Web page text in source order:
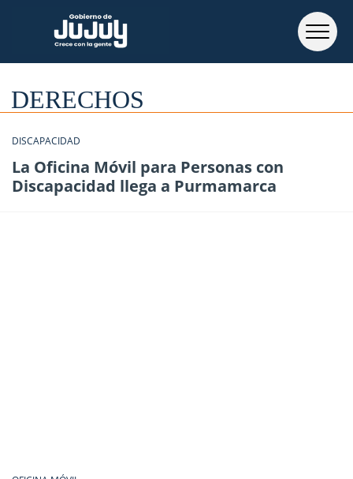
DERECHOS
DISCAPACIDAD
La Oficina Móvil para Personas con
Discapacidad llega a Purmamarca